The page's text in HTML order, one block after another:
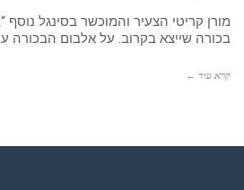
מורן קריטי הצעיר והמוכשר בסינגל
בכורה שייצא בקרוב. על אלבום הבכורה
קרא עוד ←